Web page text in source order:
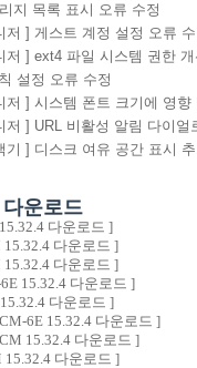
지 목록 표시 오류 수정
저 ] 게스트 계정 설정 오류 수
저 ] ext4 파일 시스템 권한 개
설정 오류 수정
저 ] 시스템 폰트 크기에 영향
저 ] URL 비활성 알림 다이
기 ] 디스크 여유 공간 표시
운로드
다운로드 ]
다운로드 ]
다운로드 ]
15.32.4 다운로드 ]
다운로드 ]
6E 15.32.4 다운로드 ]
15.32.4 다운로드 ]
다운로드 ]